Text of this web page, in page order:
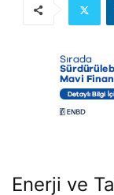
Enerji ve